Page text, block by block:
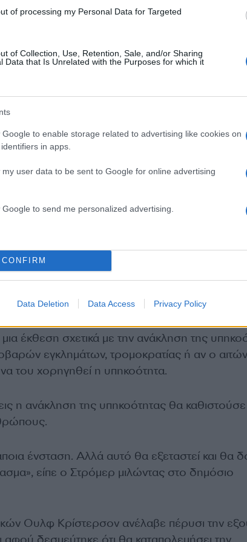
of processing my Personal Data for Targeted
of Collection, Use, Retention, Sale, and/or Sharing
Data that Is Unrelated with the Purposes for which it
Google to enable storage related to advertising like cookies on
in apps.
my user data to be sent to Google for online advertising
to send me personalized advertising.
CONFIRM
Data Deletion Data Access Privacy Policy
Σκοτ, θα αναλάβει την έρευνα και θα
συμπερασμάτων του μέχρι τα μέσα
Δικαιοσύνης Γκούναρ Στρόμερ
έκθεση σχετικά με την ανάκληση της
εγκλημάτων, τρομοκρατίας ή αν ο αιτών
του χορηγηθεί η υπηκοότητα.
η ανάκληση της υπηκοότητας θα καθιστούσε
ένσταση. Αλλά αυτό θα εξεταστεί και θα
είπε ο Στρόμερ μιλώντας στο δημόσιο
Ουλφ Κρίστερσον ανέλαβε πέρυσι την